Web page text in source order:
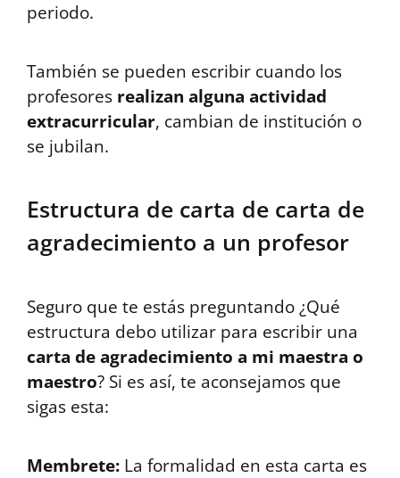
periodo.
También se pueden escribir cuando los
profesores realizan alguna actividad
extracurricular, cambian de institución o
se jubilan.
Estructura de carta de carta de
agradecimiento a un profesor
Seguro que te estás preguntando ¿Qué
estructura debo utilizar para escribir una
carta de agradecimiento a mi maestra o
maestro? Si es así, te aconsejamos que
sigas esta:
Membrete: La formalidad en esta carta es